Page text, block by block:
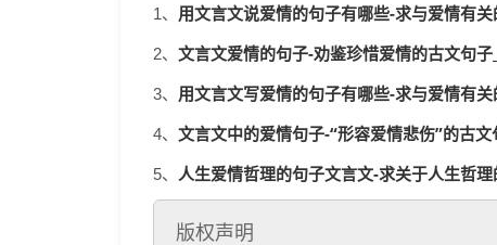
1、 用文言文说爱情的句子有哪些-求与爱情有关
2、 文言文爱情的句子-劝鉴珍惜爱情的古文句子
3、 用文言文写爱情的句子有哪些-求与爱情有
4、 文言文中的爱情句子-“形容爱情悲伤”的古
5、 人生爱情哲理的句子文言文-求关于人生哲
版权声明